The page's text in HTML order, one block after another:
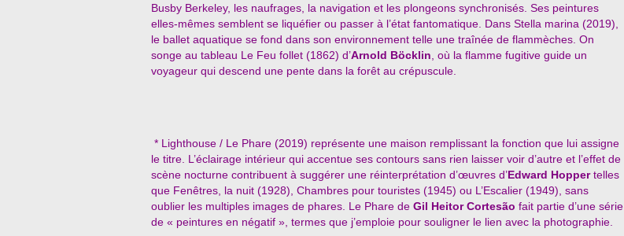
Busby Berkeley, les naufrages, la navigation et les plongeons synchronisés. Ses peintures
elles-mêmes semblent se liquéfier ou passer à l’état fantomatique. Dans Stella marina (2019),
le ballet aquatique se fond dans son environnement telle une traînée de flammèches. On
songe au tableau Le Feu follet (1862) d’Arnold Böcklin, où la flamme fugitive guide un
voyageur qui descend une pente dans la forêt au crépuscule.
* Lighthouse / Le Phare (2019) représente une maison remplissant la fonction que lui assigne
le titre. L’éclairage intérieur qui accentue ses contours sans rien laisser voir d’autre et l’effet de
scène nocturne contribuent à suggérer une réinterprétation d’œuvres d’Edward Hoppertelles
que Fenêtres, la nuit (1928), Chambres pour touristes (1945) ou L’Escalier (1949), sans
oublier les multiples images de phares. Le Phare de Gil Heitor Cortesão fait partie d’une série
de « peintures en négatif », termes que j’emploie pour souligner le lien avec la photographie.